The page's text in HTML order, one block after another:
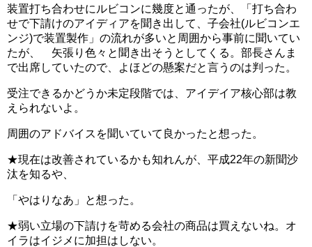
装置打ち合わせにルビコンに幾度と通ったが、「打ち合わ
せで下請けのアイディアを聞き出して、子会社(ルビコンエ
ンジ)で装置製作」の流れが多いと周囲から事前に聞いてい
たが、 矢張り色々と聞き出そうとしてくる。部長さんま
で出席していたので、よほどの懸案だと言うのは判った。
受注できるかどうか未定段階では、アイデイア核心部は教
えられないよ。
周囲のアドバイスを聞いていて良かったと想った。
★現在は改善されているかも知れんが、平成22年の新聞沙
汰を知るや、
「やはりなあ」と想った。
★弱い立場の下請けを苛める会社の商品は買えないね。オ
イラはイジメに加担はしない。